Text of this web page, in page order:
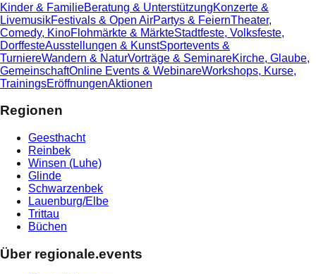
Kinder & FamilieBeratung & UnterstützungKonzerte &
LivemusikFestivals & Open AirPartys & FeiernTheater,
Comedy, KinoFlohmärkte & MärkteStadtfeste, Volksfeste,
DorffesteAusstellungen & KunstSportevents &
TurniereWandern & NaturVorträge & SeminareKirche, Glaube,
GemeinschaftOnline Events & WebinareWorkshops, Kurse,
TrainingsEröffnungenAktionen
Regionen
Geesthacht
Reinbek
Winsen (Luhe)
Glinde
Schwarzenbek
Lauenburg/Elbe
Trittau
Büchen
Über regionale.events